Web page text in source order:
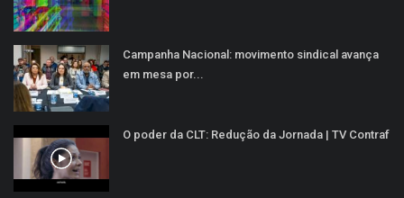
Campanha Nacional: movimento sindical avança
em mesa por...
O poder da CLT: Redução da Jornada | TV Contraf